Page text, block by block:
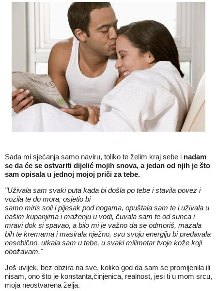
Sada mi sjećanja samo naviru, toliko te želim kraj sebe i nadam
se da će se ostvariti dijelić mojih snova, a jedan od njih je što
sam opisala u jednoj mojoj priči za tebe.
"Uživala sam svaki puta kada bi došla po tebe i stavila povez i
vozila te do mora, osjetio bi
samo miris soli i pijesak pod nogama, opuštala sam te i uživala u
našim kupanjima i maženju u vodi, čuvala sam te od sunca i
mravi dok si spavao, a bilo mi je važno da se odmoriš, mazala
bih te kremama i masirala nježno, svu svoju energiju bi predavala
nesebično, utkala sam u tebe, u svaki milimetar tvoje kože koji
obožavam."
Još uvijek, bez obzira na sve, koliko god da sam se promijenila ili
nisam, ono što je konstanta,činjenica, realnost, jesi ti u mom srcu,
moja neostvarena želja.